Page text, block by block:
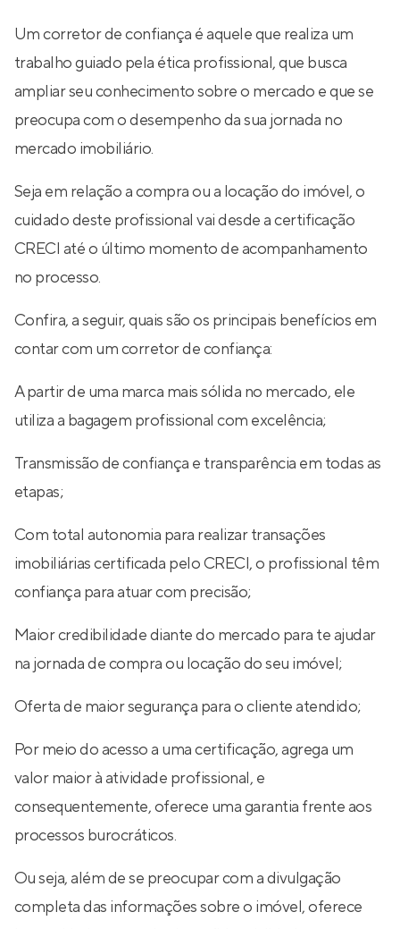
Um corretor de confiança é aquele que realiza um
trabalho guiado pela ética profissional, que busca
ampliar seu conhecimento sobre o mercado e que se
preocupa com o desempenho da sua jornada no
mercado imobiliário.
Seja em relação a compra ou a locação do imóvel, o
cuidado deste profissional vai desde a certificação
CRECI até o último momento de acompanhamento
no processo.
Confira, a seguir, quais são os principais benefícios em
contar com um corretor de confiança:
A partir de uma marca mais sólida no mercado, ele
utiliza a bagagem profissional com excelência;
Transmissão de confiança e transparência em todas as
etapas;
Com total autonomia para realizar transações
imobiliárias certificada pelo CRECI, o profissional têm
confiança para atuar com precisão;
Maior credibilidade diante do mercado para te ajudar
na jornada de compra ou locação do seu imóvel;
Oferta de maior segurança para o cliente atendido;
Por meio do acesso a uma certificação, agrega um
valor maior à atividade profissional, e
consequentemente, oferece uma garantia frente aos
processos burocráticos.
Ou seja, além de se preocupar com a divulgação
completa das informações sobre o imóvel, oferece